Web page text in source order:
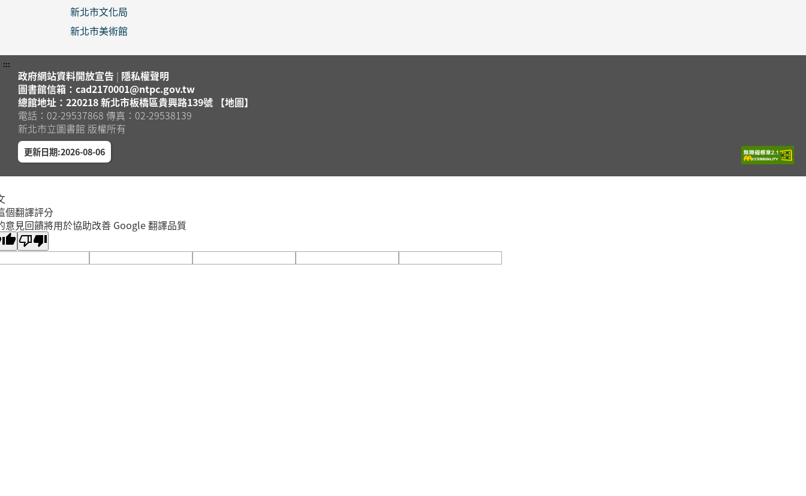
新北市文化局
新北市美術館
:::
政府網站資料開放宣告 | 隱私權聲明
圖書館信箱：cad2170001@ntpc.gov.tw
總館地址：220218 新北市板橋區貴興路139號 【地圖】
電話：02-29537868 傳真：02-29538139
新北市立圖書館 版權所有
更新日期:2026-08-06
個翻譯評分
意見回饋將用於協助改善 Google 翻譯品質